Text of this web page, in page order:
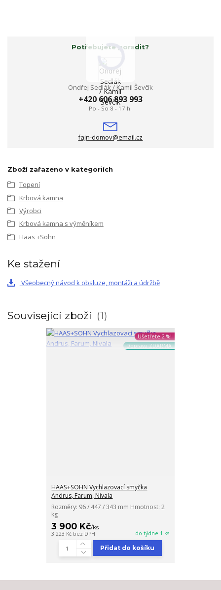
Potřebujete poradit?
Ondřej Sedlák / Kamil Ševčík
+420 606 893 993
Po - So 8 - 17 h.
fajn-domov@email.cz
Zboží zařazeno v kategoriích
Topení
Krbová kamna
Výrobci
Krbová kamna s výměníkem
Haas +Sohn
Ke stažení
Všeobecný návod k obsluze, montáži a údržbě
Související zboží 1
Ušetřete 2 %!
Doprava ZDARMA
HAAS+SOHN Vychlazovací smyčka
Andrus, Farum, Nivala
Rozměry: 96 / 447 / 343 mm Hmotnost: 2
kg
3 900 Kč/ks
3 223 Kč bez DPH do týdne 1 ks
Přidat do košíku